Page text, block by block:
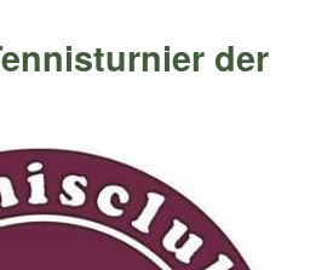
der